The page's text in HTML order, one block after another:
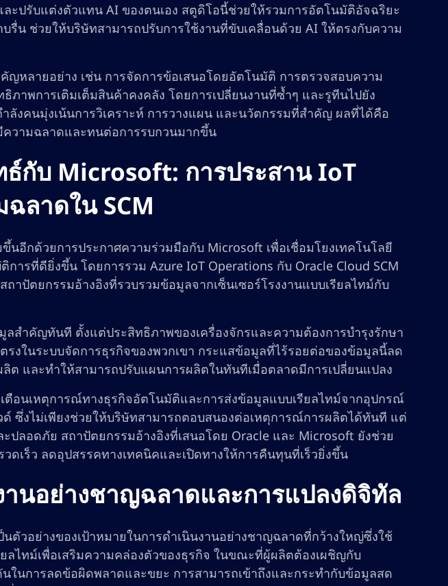
ะปรับแต่งตัวแทน AI ของตนเอง สตูดิโอนี้ช่วยให้รวมการอัตโนมัติอัจฉริยะ
รื่น ช่วยให้บริษัทสามารถปรับการใช้งานที่ขับเคลื่อนด้วย AI ให้ตรงกับความ
ญหลายอย่าง เช่น การจัดการข้อเสนอโดยอัตโนมัติ การตรวจสอบความ
ภาพการเติมเต็มสินค้าคงคลัง โดยการเปลี่ยนงานที่ซ้ำๆ และรูทีนไปยัง
ลังคนมุ่งเน้นการวิเคราะห์ การวางแผน และนวัตกรรมที่สำคัญ ผลที่ได้คือ
วามฉลาดและทนต่อการรบกวนมากขึ้น
ธ์กับ Microsoft: การประสาน IoT
ลาดใน SCM
นอีกด้วยการประกาศความร่วมมือกับ Microsoft เพื่อเชื่อมโยงเทคโนโลยี
ารที่ดียิ่งขึ้น โดยการรวม Azure IoT Operations กับ Oracle Cloud SCM
าปัตยกรรมอ้างอิงที่รวบรวมข้อมูลจากเซ็นเซอร์โรงงานแบบเรียลไทม์กับ
ลสำคัญทันที ตั้งแต่ประสิทธิภาพของเครื่องจักรและความต้องการบำรุงรักษา
งในระบบจัดการธุรกิจของพวกเขา กระแสข้อมูลที่ไร้รอยต่อของข้อมูลนี้ลด
ต และทำให้สามารถปรับแผนการผลิตในทันทีเมื่อตลาดมีการเปลี่ยนแปลง
ตือนเหตุการณ์ทางธุรกิจอัตโนมัติและการส่งข้อมูลแบบเรียลไทม์จากอุปกรณ์
ด์ ซึ่งไม่เพียงช่วยให้บริษัทสามารถตอบสนองต่อเหตุการณ์การผลิตได้ทันที แต่
ปลอดภัย สถาปัตยกรรมอ้างอิงที่เสนอโดย Oracle และ Microsoft ยังช่วย
ดเร็ว ลดอุปสรรคทางเทคนิคและเปิดทางให้การคืนทุนที่เร็วยิ่งขึ้น
านอย่างชาญฉลาดและการแปลงดิจิทัล
ตัวอย่างของเป้าหมายในการดำเนินงานอย่างชาญฉลาดที่กว้างใหญ่ซึ่งใช้
ลไทม์เพื่อเสริมความคล่องตัวของธุรกิจ ในขณะที่ผู้ผลิตต้องเผชิญกับ
นการลดข้อผิดพลาดและขยะ การสามารถเข้าถึงและกระทำกับข้อมูลสด